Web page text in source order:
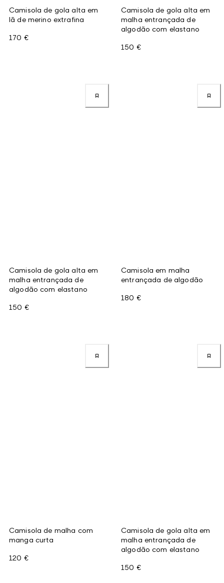
Camisola de gola alta em
lã de merino extrafina
170 €
Camisola de gola alta em
malha entrançada de
algodão com elastano
150 €
Camisola de gola alta em
malha entrançada de
algodão com elastano
150 €
Camisola em malha
entrançada de algodão
180 €
Camisola de malha com
manga curta
120 €
Camisola de gola alta em
malha entrançada de
algodão com elastano
150 €